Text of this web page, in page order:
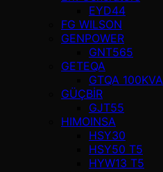
EYD44
FG WILSON
GENPOWER
GNT565
GETEQA
GTQA 100KVA
GÜÇBİR
GJT55
HIMOINSA
HSY30
HSY50 T5
HYW13 T5